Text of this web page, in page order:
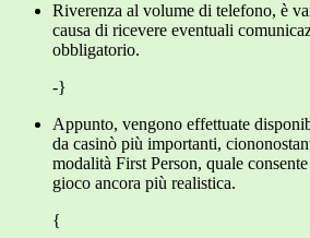
Riverenza al volume di telefono, è
causa di ricevere eventuali
obbligatorio.
-}
Appunto, vengono effettuate
da casinò più importanti,
modalità First Person, quale
gioco ancora più realistica.
{